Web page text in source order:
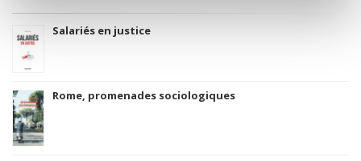
Salariés en justice
Rome, promenades sociologiques